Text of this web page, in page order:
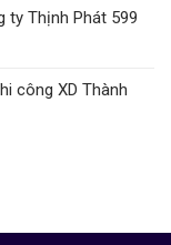
ty Thịnh Phát 599
công XD Thành